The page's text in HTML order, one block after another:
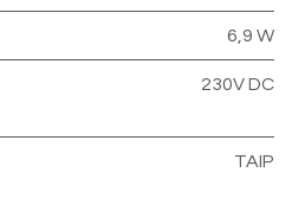
6,9 W
230V DC
TAIP